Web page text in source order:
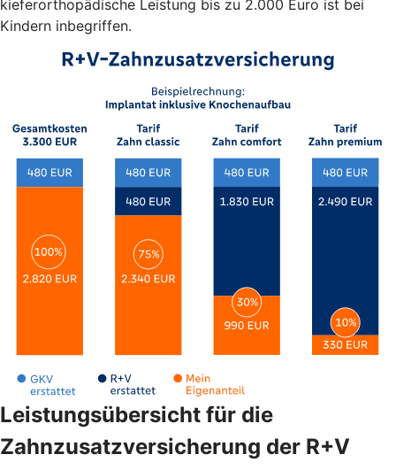
kieferorthopädische Leistung bis zu 2.000 Euro ist bei
Kindern inbegriffen.
Leistungsübersicht für die
Zahnzusatzversicherung der R+V